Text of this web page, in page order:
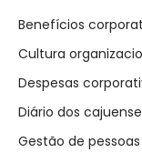
Benefícios
Cultura
Despesas
Diário dos
Gestão de pessoas